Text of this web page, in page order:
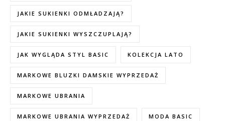
JAKIE SUKIENKI ODMŁADZAJĄ?
JAKIE SUKIENKI WYSZCZUPLAJĄ?
JAK WYGLĄDA STYL BASIC KOLEKCJA LATO
MARKOWE BLUZKI DAMSKIE WYPRZEDAŻ
MARKOWE UBRANIA
MARKOWE UBRANIA WYPRZEDAŻ MODA BASIC